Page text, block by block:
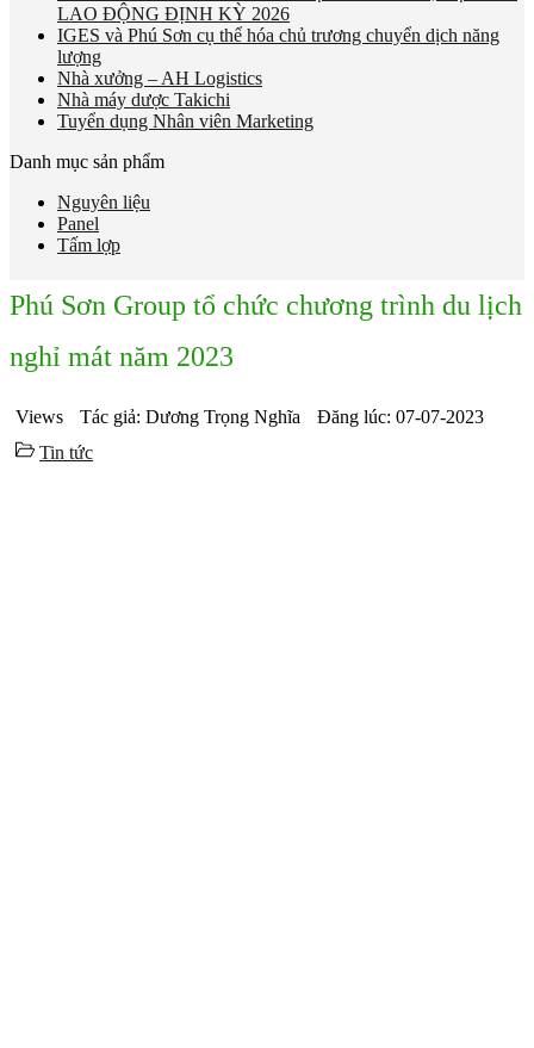
LAO ĐỘNG ĐỊNH KỲ 2026
IGES và Phú Sơn cụ thể hóa chủ trương chuyển dịch năng
lượng
Nhà xưởng – AH Logistics
Nhà máy dược Takichi
Tuyển dụng Nhân viên Marketing
Danh mục sản phẩm
Nguyên liệu
Panel
Tấm lợp
Phú Sơn Group tổ chức chương trình du lịch
nghỉ mát năm 2023
Views Tác giả: Dương Trọng Nghĩa
Đăng lúc: 07-07-2023
Tin tức